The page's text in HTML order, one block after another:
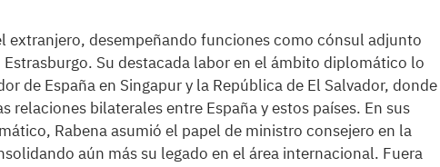
extranjero, desempeñando funciones como cónsul adjunto
Estrasburgo. Su destacada labor en el ámbito diplomático lo
de España en Singapur y la República de El Salvador, donde
bilaterales entre España y estos países. En sus
Rabena asumió el papel de ministro consejero en la
aún más su legado en el área internacional. Fuera